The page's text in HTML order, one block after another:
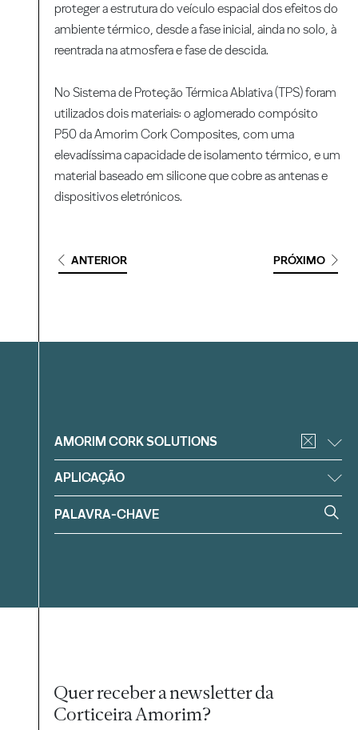
proteger a estrutura do veículo espacial dos efeitos do
ambiente térmico, desde a fase inicial, ainda no solo, à
reentrada na atmosfera e fase de descida.
No Sistema de Proteção Térmica Ablativa (TPS) foram
utilizados dois materiais: o aglomerado compósito
P50 da Amorim Cork Composites, com uma
elevadíssima capacidade de isolamento térmico, e um
material baseado em silicone que cobre as antenas e
dispositivos eletrónicos.
ANTERIOR PRÓXIMO
Filtrar
AMORIM CORK SOLUTIONS
APLICAÇÃO
Quer receber a newsletter da
Corticeira Amorim?